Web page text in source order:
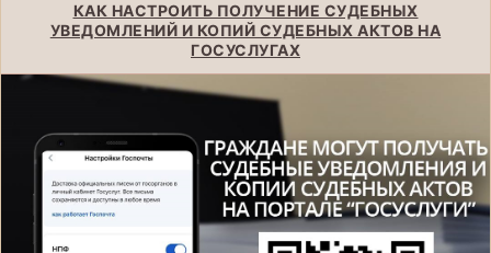
КАК НАСТРОИТЬ ПОЛУЧЕНИЕ СУДЕБНЫХ
УВЕДОМЛЕНИЙ И КОПИЙ СУДЕБНЫХ АКТОВ НА
ГОСУСЛУГАХ